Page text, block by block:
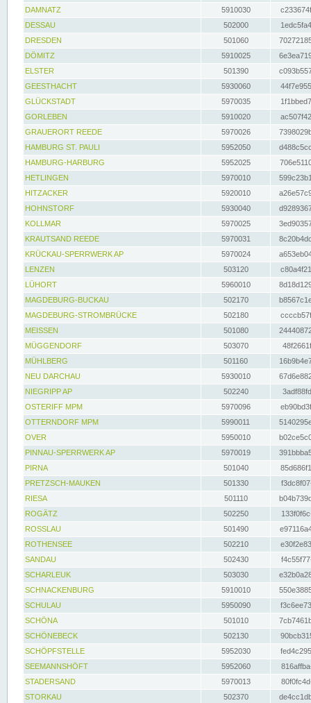
DAMNATZ
5910030
DESSAU
502000
DRESDEN
501060
DÖMITZ
5910025
ELSTER
501390
GEESTHACHT
5930060
GLÜCKSTADT
5970035
GORLEBEN
5910020
GRAUERORT REEDE
5970026
HAMBURG ST. PAULI
5952050
HAMBURG-HARBURG
5952025
HETLINGEN
5970010
HITZACKER
5920010
HOHNSTORF
5930040
KOLLMAR
5970025
KRAUTSAND REEDE
5970031
KRÜCKAU-SPERRWERK AP
5970024
LENZEN
503120
LÜHORT
5960010
MAGDEBURG-BUCKAU
502170
MAGDEBURG-STROMBRÜCKE
502180
MEISSEN
501080
MÜGGENDORF
503070
MÜHLBERG
501160
NEU DARCHAU
5930010
NIEGRIPP AP
502240
OSTERIFF MPM
5970096
OTTERNDORF MPM
5990011
OVER
5950010
PINNAU-SPERRWERK AP
5970019
PIRNA
501040
PRETZSCH-MAUKEN
501330
RIESA
501110
ROGÄTZ
502250
ROSSLAU
501490
ROTHENSEE
502210
SANDAU
502430
SCHARLEUK
503030
SCHNACKENBURG
5910010
SCHULAU
5950090
SCHÖNA
501010
SCHÖNEBECK
502130
SCHÖPFSTELLE
5952030
SEEMANNSHÖFT
5952060
STADERSAND
5970013
STORKAU
502370